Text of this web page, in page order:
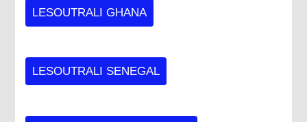
LESOUTRALI GHANA
LESOUTRALI SENEGAL